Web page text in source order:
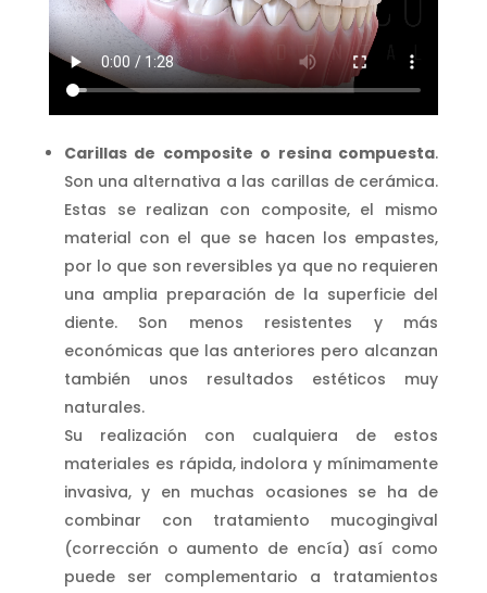
Carillas de composite o resina compuesta.
Son una alternativa a las carillas de cerámica.
Estas se realizan con composite, el mismo
material con el que se hacen los empastes,
por lo que son reversibles ya que no requieren
una amplia preparación de la superficie del
diente. Son menos resistentes y más
económicas que las anteriores pero alcanzan
también unos resultados estéticos muy
naturales.
Su realización con cualquiera de estos
materiales es rápida, indolora y mínimamente
invasiva, y en muchas ocasiones se ha de
combinar con tratamiento mucogingival
(corrección o aumento de encía) así como
puede ser complementario a tratamientos